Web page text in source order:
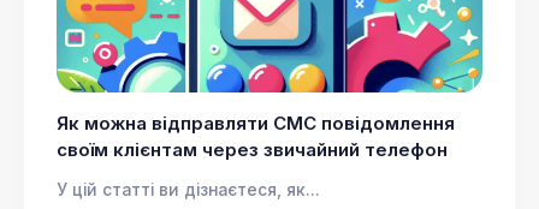
Як можна відправляти СМС повідомлення
своїм клієнтам через звичайний телефон
У цій статті ви дізнаєтеся, як...